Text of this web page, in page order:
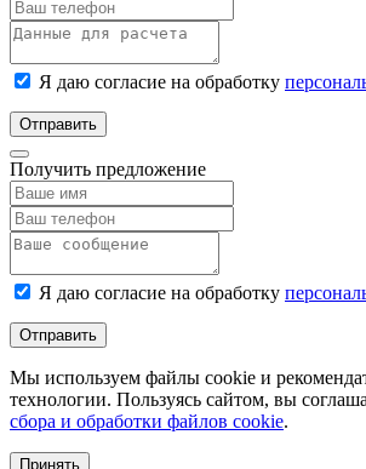
Я даю согласие на обработку
Отправить
Получить предложение
Я даю согласие на обработку
Отправить
Мы используем файлы cookie и
технологии. Пользуясь сайтом, вы
сбора и обработки файлов cookie.
Принять